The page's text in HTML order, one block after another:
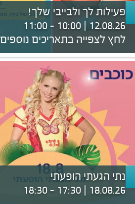
פעילות לך ולבייבי שלך!
12.08.26 | 10:00 - 11:00
לחץ לצפייה בתאריכים נוספים
נתי הגעתי הופעתי
18.08.26 | 17:30 - 18:30